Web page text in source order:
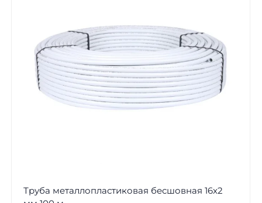
Труба металлопластиковая бесшовная 16x2